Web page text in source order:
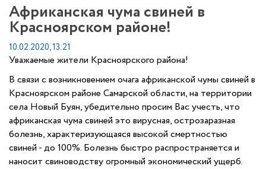
Африканская чума свиней в
Красноярском районе!
10.02.2020, 13:21
Уважаемые жители Красноярского района!
В связи с возникновением очага африканской чумы свиней в
Красноярском районе Самарской области, на территории
села Новый Буян, убедительно просим Вас учесть, что
африканская чума свиней это вирусная, острозаразная
болезнь, характеризующаяся высокой смертностью
свиней - до 100%. Болезнь быстро распространяется и
наносит свиноводству огромный экономический ущерб.